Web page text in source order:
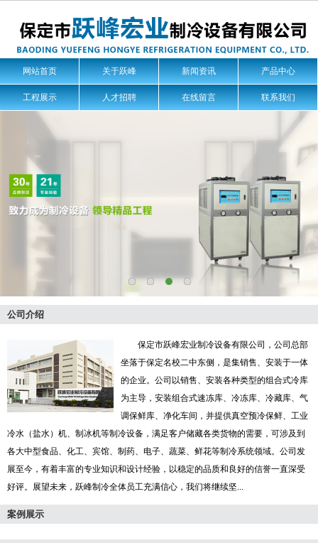
网站首页 关于跃峰 新闻资讯 产品中心
工程展示 人才招聘 在线留言 联系我们
公司介绍
保定市跃峰宏业制冷设备有限公司，公司总部
坐落于保定名校二中东侧，是集销售、安装于一体
的企业。公司以销售、安装各种类型的组合式冷库
为主导，安装组合式速冻库、冷冻库、冷藏库、气
调保鲜库、净化车间，并提供真空预冷保鲜、工业
冷水（盐水）机、制冰机等制冷设备，满足客户储藏各类货物的需要，可涉及到
各大中型食品、化工、宾馆、制药、电子、蔬菜、鲜花等制冷系统领域。公司发
展至今，有着丰富的专业知识和设计经验，以稳定的品质和良好的信誉一直深受
好评。展望未来，跃峰制冷全体员工充满信心，我们将继续坚...
案例展示